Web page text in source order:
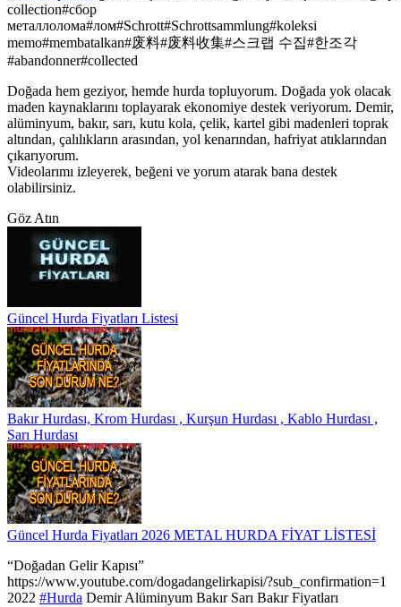
collection#сбор
металлолома#лом#Schrott#Schrottsammlung#koleksi
memo#membatalkan#废料#废料收集#스크랩 수집#한조각
#abandonner#collected
Doğada hem geziyor, hemde hurda topluyorum. Doğada yok olacak
maden kaynaklarını toplayarak ekonomiye destek veriyorum. Demir,
alüminyum, bakır, sarı, kutu kola, çelik, kartel gibi madenleri toprak
altından, çalılıkların arasından, yol kenarından, hafriyat atıklarından
çıkarıyorum.
Videolarımı izleyerek, beğeni ve yorum atarak bana destek
olabilirsiniz.
Göz Atın
Güncel Hurda Fiyatları Listesi
Bakır Hurdası, Krom Hurdası , Kurşun Hurdası , Kablo Hurdası ,
Sarı Hurdası
Güncel Hurda Fiyatları 2026 METAL HURDA FİYAT LİSTESİ
“Doğadan Gelir Kapısı”
https://www.youtube.com/dogadangelirkapisi/?sub_confirmation=1
2022 #Hurda Demir Alüminyum Bakır Sarı Bakır Fiyatları